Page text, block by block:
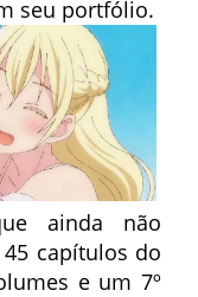
seu portfólio.
ainda não
capítulos do
e um 7º